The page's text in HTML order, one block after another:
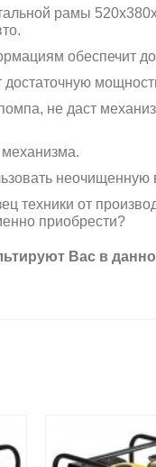
рамы
обеспечит
не даст
неочищенную
техники от
приобрести?
Вас в